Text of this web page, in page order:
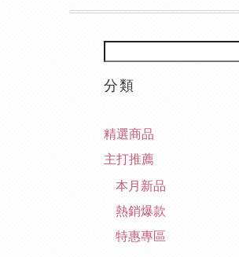
分類
精選商品
主打推薦
本月新品
熱銷爆款
特惠專區